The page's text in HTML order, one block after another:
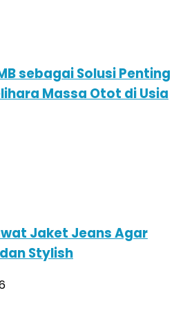
sebagai Solusi Penting
Massa Otot di Usia
Jaket Jeans Agar
Stylish